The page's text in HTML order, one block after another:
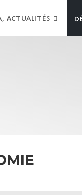
ACTUALITÉS